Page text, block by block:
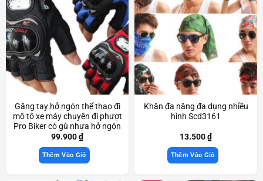
Găng tay hở ngón thể thao đi
mô tô xe máy chuyên đi phượt
Pro Biker có gù nhựa hở ngón
Scd3525
99.900₫
Thêm Vào Giỏ
Khăn đa năng đa dụng nhiều
hình Scd3161
13.500₫
Thêm Vào Giỏ